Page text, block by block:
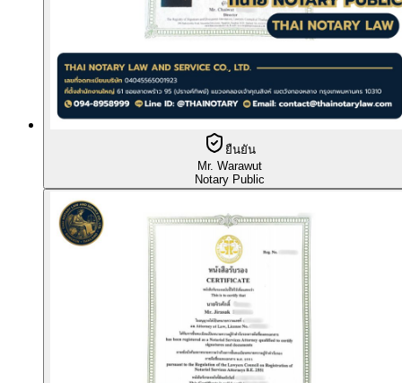
ยืนยัน
Mr. Warawut
Notary Public